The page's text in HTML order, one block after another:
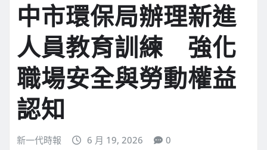
中市環保局辦理新進
人員教育訓練 強化
職場安全與勞動權益
認知
新一代時報 6 月 19, 2026 0